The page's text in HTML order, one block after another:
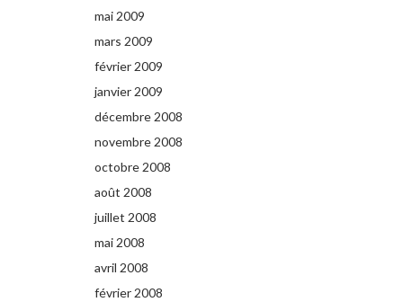
mai 2009
mars 2009
février 2009
janvier 2009
décembre 2008
novembre 2008
octobre 2008
août 2008
juillet 2008
mai 2008
avril 2008
février 2008